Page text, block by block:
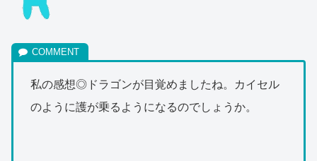
私の感想◎ドラゴンが目覚めましたね。カイセル
のように護が乗るようになるのでしょうか。